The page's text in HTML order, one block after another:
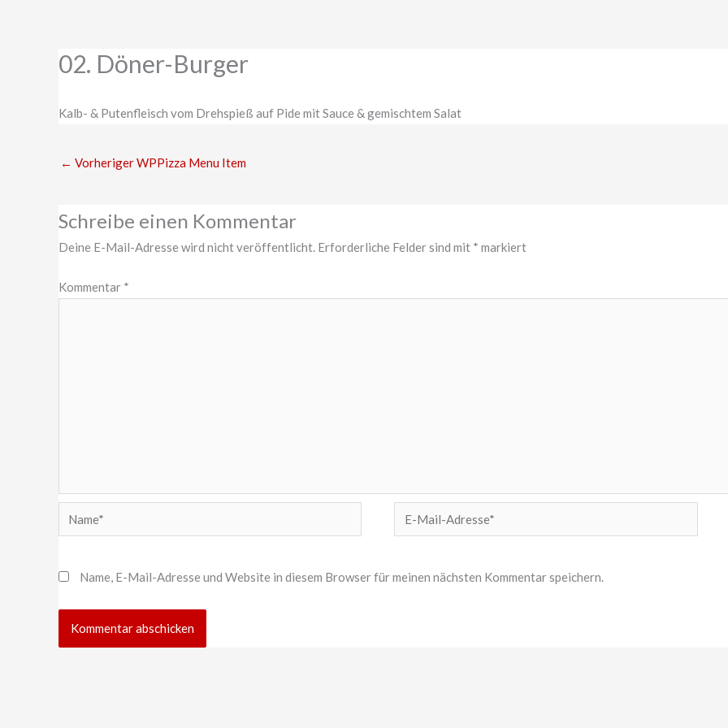
02. Döner-Burger
Kalb- & Putenfleisch vom Drehspieß auf Pide mit Sauce & gemischtem Salat
← Vorheriger WPPizza Menu Item
Schreibe einen Kommentar
Deine E-Mail-Adresse wird nicht veröffentlicht. Erforderliche Felder sind mit * markiert
Kommentar *
Name*
E-
Mail-
Name, E-Mail-Adresse und Website in diesem Browser für meinen nächsten Kommentar speichern.